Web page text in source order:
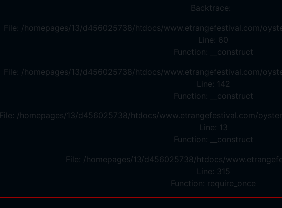
Backtrace:
File: /homepages/13/d456025738/htdocs/www.etrangefestival.com/
Line: 60
Function: __construct
File: /homepages/13/d456025738/htdocs/www.etrangefestival.com/
Line: 142
Function: __construct
File: /homepages/13/d456025738/htdocs/www.etrangefestival.com/
Line: 13
Function: __construct
File: /homepages/13/d456025738/htdocs/
Line: 315
Function: require_once